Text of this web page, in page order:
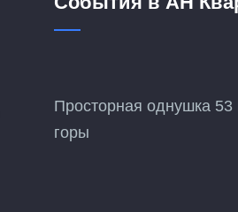
Просторная однушка
горы